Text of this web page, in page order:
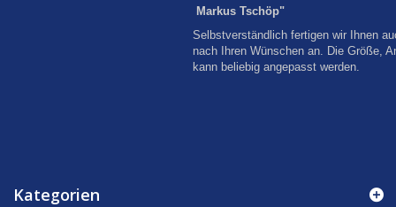
Markus Tschöp"
Selbstverständlich fertigen wir Ihnen
nach Ihren Wünschen an. Die Größe,
kann beliebig angepasst werden.
Kategorien